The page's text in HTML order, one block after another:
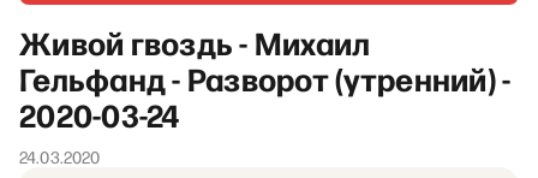
Живой гвоздь - Михаил
Гельфанд - Разворот (утренний) -
2020-03-24
24.03.2020